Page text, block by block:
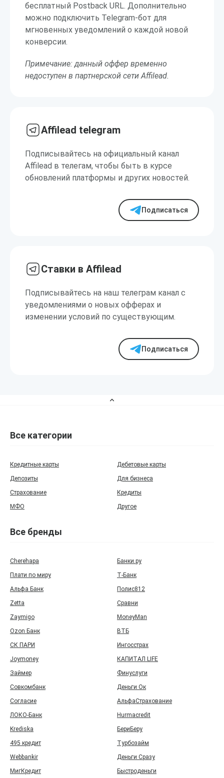
бесплатный Postback URL. Дополнительно
можно подключить Telegram-бот для
мгновенных уведомлений о каждой новой
конверсии.
Примечание: данный оффер временно
недоступен в партнерской сети Affilead.
Affilead telegram
Подписывайтесь на официальный канал
Affilead в телегам, чтобы быть в курсе
обновлений платформы и других новостей.
Подписаться
Ставки в Affilead
Подписывайтесь на наш телеграм канал с
уведомлениями о новых офферах и
изменении условий по существующим.
Подписаться
Все категории
Кредитные карты
Дебетовые карты
Депозиты
Для бизнеса
Страхование
Кредиты
МФО
Другое
Все бренды
Cherehapa
Банки.ру
Плати по миру
Т‑Банк
Альфа Банк
Полис812
Zetta
Сравни
Zaymigo
MoneyMan
Ozon Банк
ВТБ
СК ПАРИ
Ингосстрах
Joymoney
КАПИТАЛ LIFE
Займер
Финуслуги
Совкомбанк
Деньги Ок
Согласие
АльфаСтрахование
ЛОКО-Банк
Hurmacredit
Krediska
БериБеру
495 кредит
Турбозайм
Webbankir
Деньги Сразу
МигКредит
Быстроденьги